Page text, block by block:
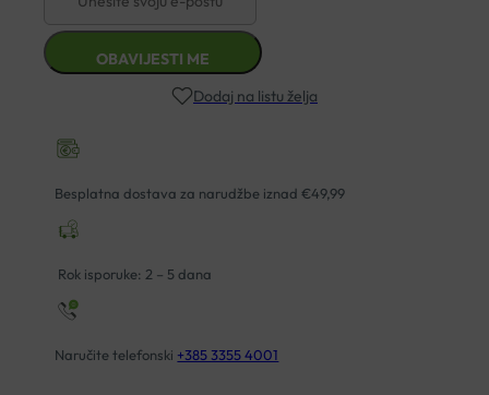
Dodaj na listu želja
Besplatna dostava za narudžbe iznad €49,99
Rok isporuke: 2 – 5 dana
Naručite telefonski +385 3355 4001